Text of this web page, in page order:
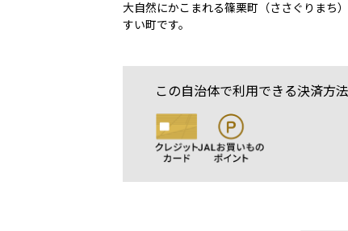
大自然にかこまれる篠栗町（ささぐりまち
すい町です。
この自治体で利用できる決済方法